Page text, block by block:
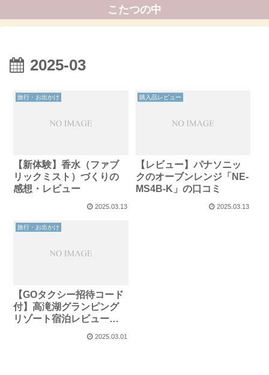
こたつの中
2025-03
旅行・お出かけ
【新体験】香水（ファブ
リックミスト）づくりの
感想・レビュー
2025.03.13
購入品レビュー
【レビュー】パナソニッ
クのオーブンレンジ「NE-
MS4B-K」の口コミ
2025.03.13
旅行・お出かけ
【GOタクシー招待コード
付】高滝湖グランピング
リゾート宿泊レビュー・
2025.03.01